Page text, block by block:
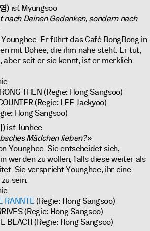
)ist Myungsoo
nach Deinen Gedanken, sondern nach
Er führt das Café BongBong in
mit Dohee, die ihm nahe steht. Er tut,
aber seit er sie kennt, ist er merklich
THEN (Regie: Hong Sangsoo)
(Regie: LEE Jaekyoo)
Hong Sangsoo)
)ist Junhee
Mädchen lieben?»
Younghee. Sie entscheidet sich,
werden zu wollen, falls diese weiter als
Sie verspricht Younghee, ihr eine
sein.
RANNTE(Regie: Hong Sangsoo)
(Regie: Hong Sangsoo)
BEACH (Regie: Hong Sangsoo)